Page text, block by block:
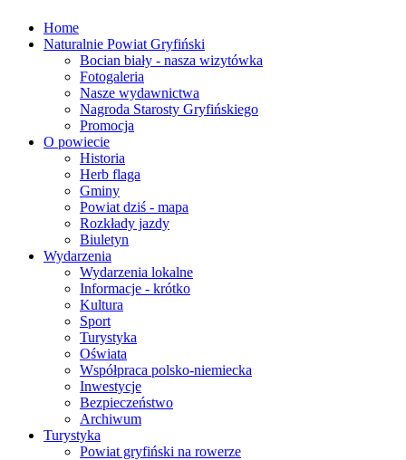
Home
Naturalnie Powiat Gryfiński
Bocian biały - nasza wizytówka
Fotogaleria
Nasze wydawnictwa
Nagroda Starosty Gryfińskiego
Promocja
O powiecie
Historia
Herb flaga
Gminy
Powiat dziś - mapa
Rozkłady jazdy
Biuletyn
Wydarzenia
Wydarzenia lokalne
Informacje - krótko
Kultura
Sport
Turystyka
Oświata
Współpraca polsko-niemiecka
Inwestycje
Bezpieczeństwo
Archiwum
Turystyka
Powiat gryfiński na rowerze